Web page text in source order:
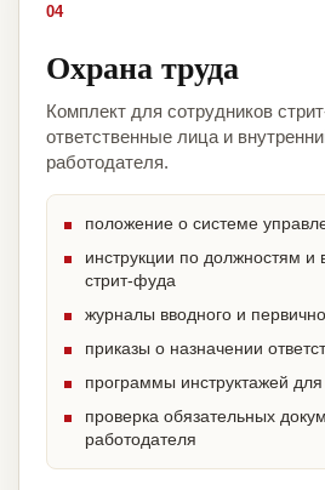
04
Охрана труда
Комплект для сотрудников
ответственные лица и
работодателя.
положение о системе
инструкции по должностям и
стрит-фуда
журналы вводного и
приказы о назначении
программы инструктажей
проверка обязательных
работодателя